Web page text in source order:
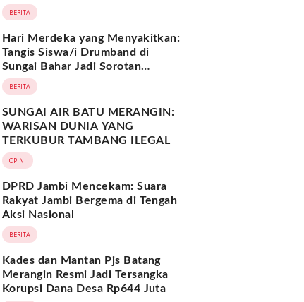
BERITA
Hari Merdeka yang Menyakitkan:
Tangis Siswa/i Drumband di
Sungai Bahar Jadi Sorotan
Nasional
BERITA
SUNGAI AIR BATU MERANGIN:
WARISAN DUNIA YANG
TERKUBUR TAMBANG ILEGAL
OPINI
DPRD Jambi Mencekam: Suara
Rakyat Jambi Bergema di Tengah
Aksi Nasional
BERITA
Kades dan Mantan Pjs Batang
Merangin Resmi Jadi Tersangka
Korupsi Dana Desa Rp644 Juta